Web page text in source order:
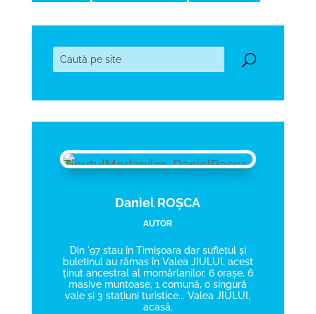
Daniel ROȘCA
AUTOR
Din '97 stau în Timișoara dar sufletul și
buletinul au rămas în Valea JIULUI, acest
ținut ancestral al momârlanilor. 6 orașe, 6
masive muntoase, 1 comună, o singură
vale și 3 stațiuni turistice... Valea JIULUI,
acasă.